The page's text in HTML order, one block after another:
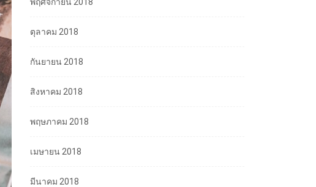
ตุลาคม 2018
กันยายน 2018
สิงหาคม 2018
พฤษภาคม 2018
เมษายน 2018
มีนาคม 2018